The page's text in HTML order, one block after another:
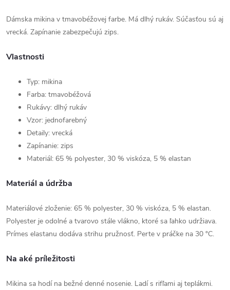
Dámska mikina v tmavobéžovej farbe. Má dlhý rukáv. Súčasťou sú aj
vrecká. Zapínanie zabezpečujú zips.
Vlastnosti
Typ: mikina
Farba: tmavobéžová
Rukávy: dlhý rukáv
Vzor: jednofarebný
Detaily: vrecká
Zapínanie: zips
Materiál: 65 % polyester, 30 % viskóza, 5 % elastan
Materiál a údržba
Materiálové zloženie: 65 % polyester, 30 % viskóza, 5 % elastan.
Polyester je odolné a tvarovo stále vlákno, ktoré sa ľahko udržiava.
Prímes elastanu dodáva strihu pružnosť. Perte v práčke na 30 °C.
Na aké príležitosti
Mikina sa hodí na bežné denné nosenie. Ladí s rifľami aj teplákmi.